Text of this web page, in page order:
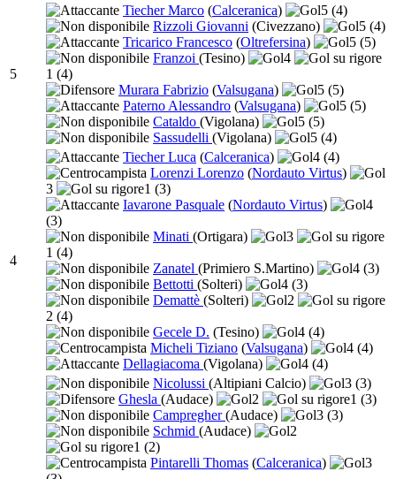
5
Tiecher Marco (Calceranica) 5 (4)
Rizzoli Giovanni (Civezzano) 5 (4)
Tricarico Francesco (Oltrefersina) 5 (5)
Franzoi (Tesino)
4
1 (4)
Murara Fabrizio (Valsugana) 5 (5)
Paterno Alessandro (Valsugana) 5 (5)
Cataldo (Vigolana) 5 (5)
Sassudelli (Vigolana) 5 (4)
4
Tiecher Luca (Calceranica) 4 (4)
Lorenzi Lorenzo (Nordauto Virtus)
3
1 (3)
Iavarone Pasquale (Nordauto Virtus)
4
(3)
Minati (Ortigara)
3
1 (4)
Zanatel (Primiero S.Martino) 4 (3)
Bettotti (Solteri) 4 (3)
Demattè (Solteri)
2
2 (4)
Gecele D. (Tesino) 4 (4)
Micheli Tiziano (Valsugana) 4 (4)
Dellagiacoma (Vigolana) 4 (4)
Nicolussi (Altipiani Calcio) 3 (3)
Ghesla (Audace) 2 1 (3)
Campregher(Audace) 3 (3)
Schmid (Audace)
2
1 (2)
Pintarelli Thomas (Calceranica)
3